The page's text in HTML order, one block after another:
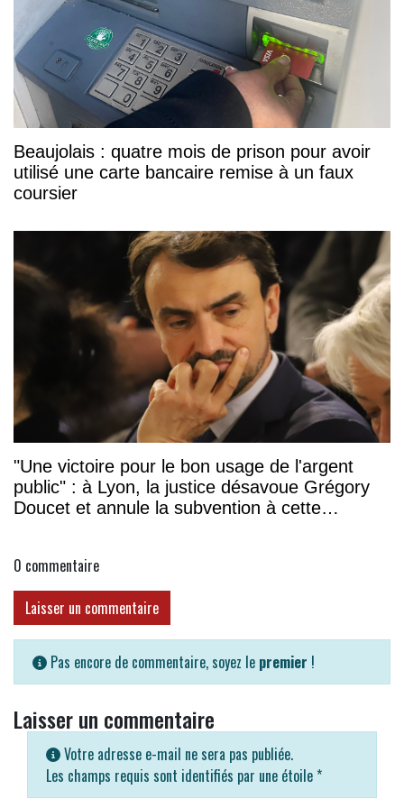
Beaujolais : quatre mois de prison pour avoir
utilisé une carte bancaire remise à un faux
coursier
"Une victoire pour le bon usage de l'argent
public" : à Lyon, la justice désavoue Grégory
Doucet et annule la subvention à cette
0 commentaire
Laisser un commentaire
Pas encore de commentaire, soyez le premier !
Laisser un commentaire
Votre adresse e-mail ne sera pas publiée.
Les champs requis sont identifiés par une étoile *